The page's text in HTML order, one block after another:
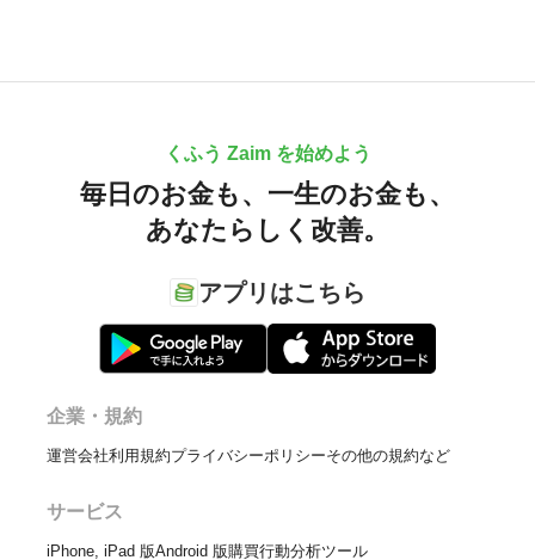
くふう Zaim を始めよう
毎日のお金も、 一生のお金も、
あなたらしく改善。
アプリはこちら
企業・規約
運営会社利用規約プライバシーポリシーその他の規約など
サービス
iPhone, iPad 版Android 版購買行動分析ツール